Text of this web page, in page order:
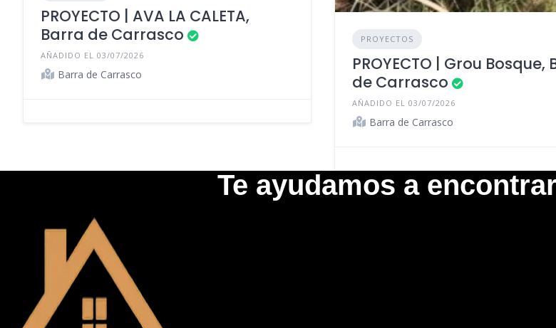
PROYECTO | AVA LA CALETA,
Barra de Carrasco
AÑADIDO EL 03/07/2026
Barra de Carrasco
PROYECTOS
PROYECTO | Grou Bosque,
de Carrasco
AÑADIDO EL 03/07/2026
Barra de Carrasco
Te ayudamos a